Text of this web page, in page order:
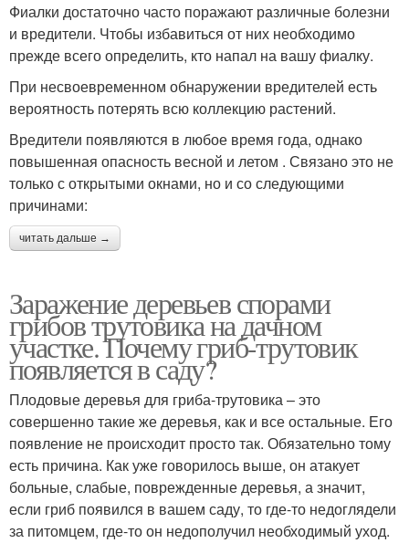
Фиалки достаточно часто поражают различные болезни
и вредители. Чтобы избавиться от них необходимо
прежде всего определить, кто напал на вашу фиалку.
При несвоевременном обнаружении вредителей есть
вероятность потерять всю коллекцию растений.
Вредители появляются в любое время года, однако
повышенная опасность весной и летом . Связано это не
только с открытыми окнами, но и со следующими
причинами:
читать дальше →
Заражение деревьев спорами
грибов трутовика на дачном
участке. Почему гриб-трутовик
появляется в саду?
Плодовые деревья для гриба-трутовика – это
совершенно такие же деревья, как и все остальные. Его
появление не происходит просто так. Обязательно тому
есть причина. Как уже говорилось выше, он атакует
больные, слабые, поврежденные деревья, а значит,
если гриб появился в вашем саду, то где-то недоглядели
за питомцем, где-то он недополучил необходимый уход.